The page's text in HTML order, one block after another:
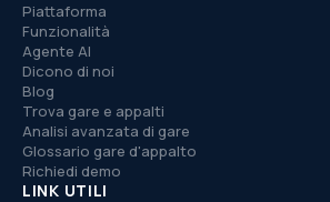
Piattaforma
Funzionalità
Agente AI
Dicono di noi
Blog
Trova gare e appalti
Analisi avanzata di gare
Glossario gare d'appalto
Richiedi demo
LINK UTILI